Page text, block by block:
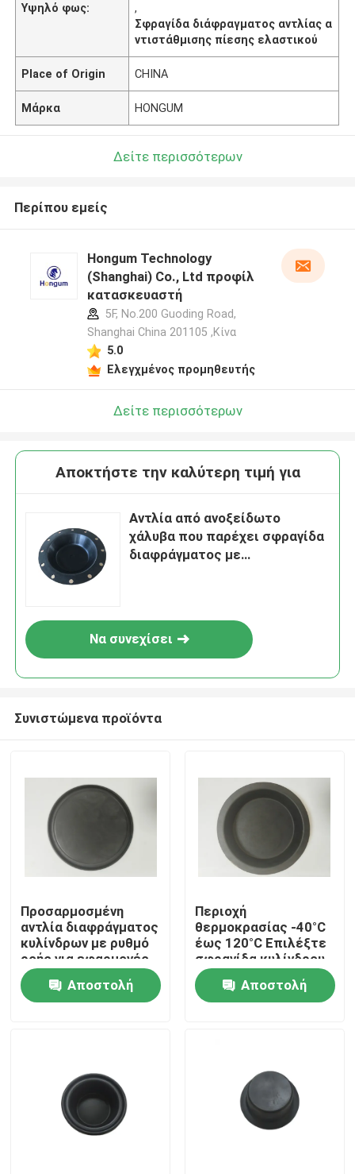
Προϊόντα
Υψηλό φως:
,
Σφραγίδα διάφραγματος αντλίας α
ντιστάθμισης πίεσης ελαστικού
Place of Origin CHINA
Μάρκα HONGUM
Δείτε περισσότερων
Περίπου εμείς
Hongum Technology
(Shanghai) Co., Ltd προφίλ
κατασκευαστή
5F, No.200 Guoding Road,
Shanghai China 201105 ,Κίνα
5.0
Ελεγχμένος προμηθευτής
Δείτε περισσότερων
Αποκτήστε την καλύτερη τιμή για
Αντλία από ανοξείδωτο
χάλυβα που παρέχει σφραγίδα
διαφράγματος με
Να συνεχίσει
Συνιστώμενα προϊόντα
Προσαρμοσμένη
αντλία διαφράγματος
κυλίνδρων με ρυθμό
ροής για εφαρμογές
βαριάς χρήσης από
DN6 έως DN200
Αποστολή
Περιοχή
θερμοκρασίας -40°C
έως 120°C Επιλέξτε
σφραγίδα κυλίνδρου
διαφράγματος για
προσιτή τιμή και
απόδοση από DN6
Αποστολή